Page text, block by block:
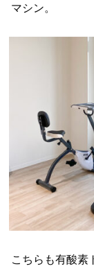
マシン。
こちらも有酸素